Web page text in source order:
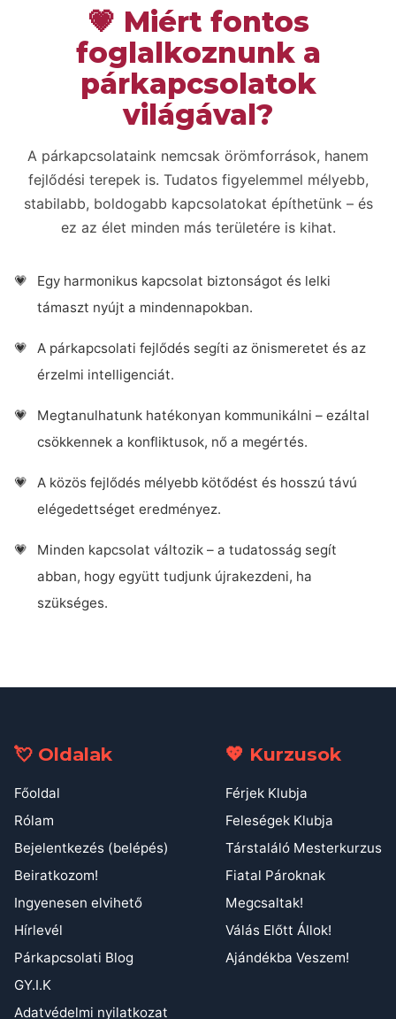
💗 Miért fontos
foglalkoznunk a
párkapcsolatok
világával?
A párkapcsolataink nemcsak örömforrások, hanem
fejlődési terepek is. Tudatos figyelemmel mélyebb,
stabilabb, boldogabb kapcsolatokat építhetünk – és
ez az élet minden más területére is kihat.
Egy harmonikus kapcsolat biztonságot és lelki
támaszt nyújt a mindennapokban.
A párkapcsolati fejlődés segíti az önismeretet és az
érzelmi intelligenciát.
Megtanulhatunk hatékonyan kommunikálni – ezáltal
csökkennek a konfliktusok, nő a megértés.
A közös fejlődés mélyebb kötődést és hosszú távú
elégedettséget eredményez.
Minden kapcsolat változik – a tudatosság segít
abban, hogy együtt tudjunk újrakezdeni, ha
szükséges.
💘 Oldalak
Főoldal
Rólam
Bejelentkezés (belépés)
Beiratkozom!
Ingyenesen elvihető
Hírlevél
Párkapcsolati Blog
GY.I.K
Adatvédelmi nyilatkozat
💖 Kurzusok
Férjek Klubja
Feleségek Klubja
Társtaláló Mesterkurzus
Fiatal Pároknak
Megcsaltak!
Válás Előtt Állok!
Ajándékba Veszem!